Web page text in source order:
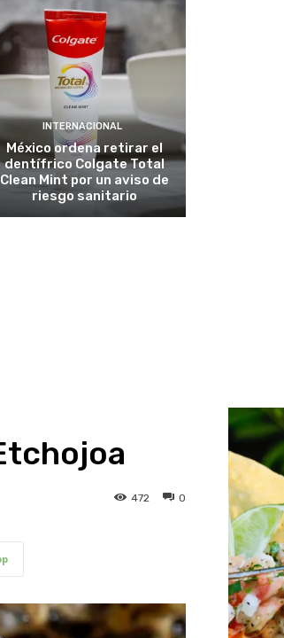
INTERNACIONAL
México ordena retirar el
dentífrico Colgate Total
Clean Mint por un aviso de
riesgo sanitario